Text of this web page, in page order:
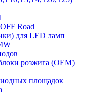
Road
для LED ламп
розжига (OEM)
площадок